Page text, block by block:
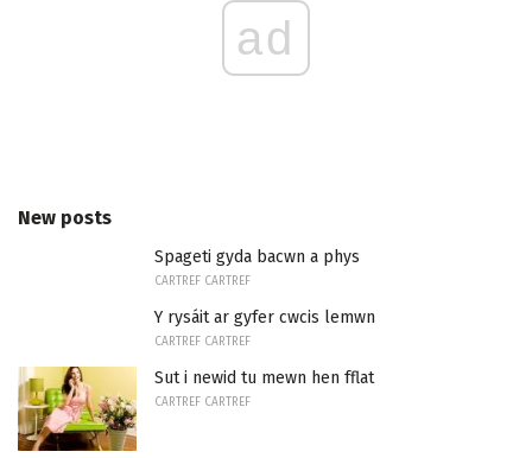
ad
New posts
Spageti gyda bacwn a phys
CARTREF CARTREF
Y rysáit ar gyfer cwcis lemwn
CARTREF CARTREF
Sut i newid tu mewn hen fflat
CARTREF CARTREF